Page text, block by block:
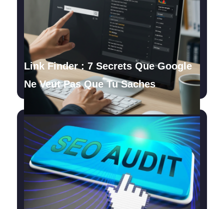
Link Finder : 7 Secrets Que Google
Ne Veut Pas Que Tu Saches